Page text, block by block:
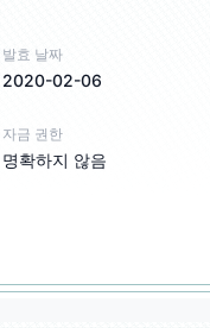
발효 날짜
2020-02-06
자금 권한
명확하지 않음